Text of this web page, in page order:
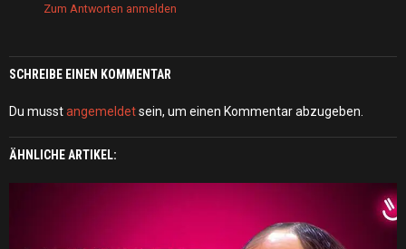
Zum Antworten anmelden
SCHREIBE EINEN KOMMENTAR
Du musstangemeldetsein, um einen Kommentar abzugeben.
ÄHNLICHE ARTIKEL: